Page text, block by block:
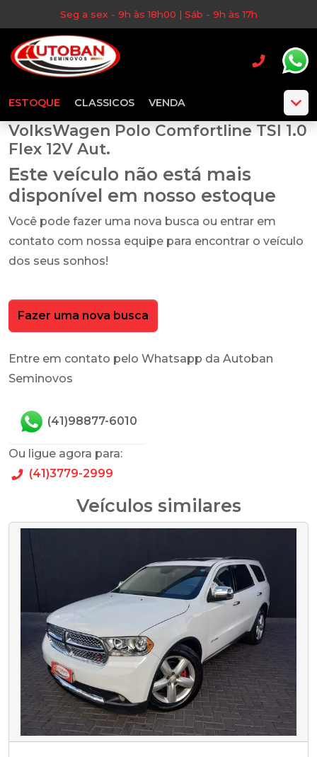
Seg a sex - 9h às 18h00 | Sáb - 9h às 17h
ESTOQUE CLASSICOS VENDA
VolksWagen Polo Comfortline TSI 1.0
Flex 12V Aut.
Este veículo não está mais
disponível em nosso estoque
Você pode fazer uma nova busca ou entrar em
contato com nossa equipe para encontrar o veículo
dos seus sonhos!
Fazer uma nova busca
Entre em contato pelo Whatsapp da Autoban
Seminovos
(41)98877-6010
Ou ligue agora para:
(41)3779-2999
Veículos similares